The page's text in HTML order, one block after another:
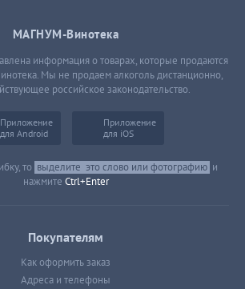
МАГНУМ-Винотека
информация о товарах, которые продаются
Мы не продаем алкоголь дистанционно,
российское законодательство.
Приложение
для Android
Приложение
для iOS
то выделите это слово или фотографию и
нажмите Ctrl+Enter
Покупателям
Как оформить заказ
Адреса и телефоны